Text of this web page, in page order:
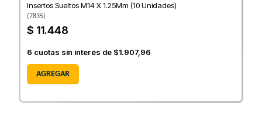
Insertos Sueltos M14 X 1.25Mm (10 Unidades)
(7835)
$ 11.448
6 cuotas sin interés de $1.907,96
AGREGAR